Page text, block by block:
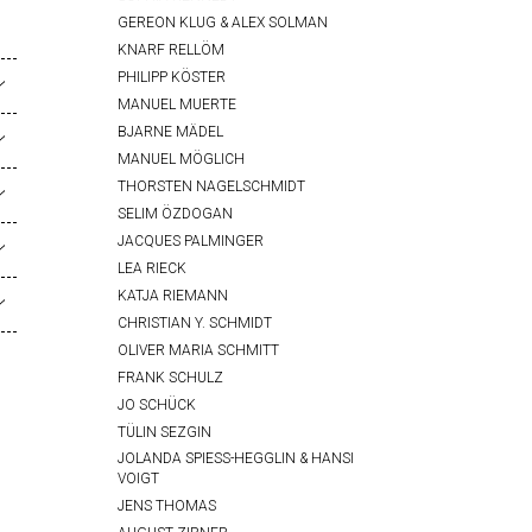
GEREON KLUG & ALEX SOLMAN
KNARF RELLÖM
PHILIPP KÖSTER
MANUEL MUERTE
BJARNE MÄDEL
MANUEL MÖGLICH
THORSTEN NAGELSCHMIDT
SELIM ÖZDOGAN
JACQUES PALMINGER
LEA RIECK
KATJA RIEMANN
CHRISTIAN Y. SCHMIDT
OLIVER MARIA SCHMITT
FRANK SCHULZ
JO SCHÜCK
TÜLIN SEZGIN
JOLANDA SPIESS-HEGGLIN & HANSI
VOIGT
JENS THOMAS